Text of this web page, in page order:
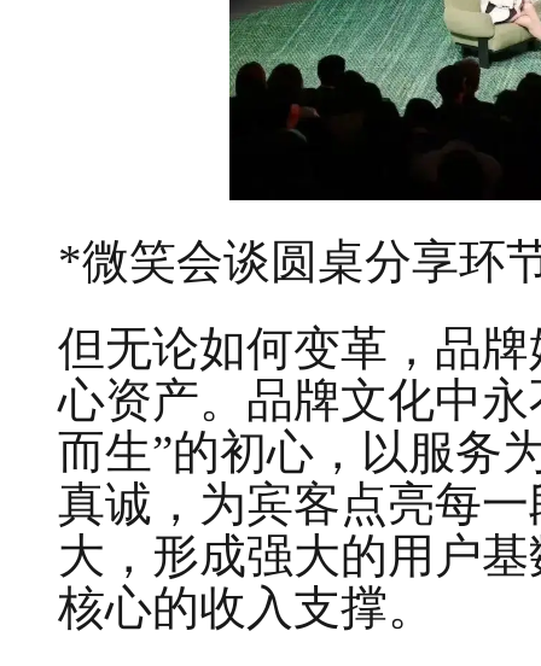
*微笑会谈圆桌分享环
但无论如何变革，品
心资产。品牌文化中
而生”的初心，以服务
真诚，为宾客点亮每
大，形成强大的用户
核心的收入支撑。